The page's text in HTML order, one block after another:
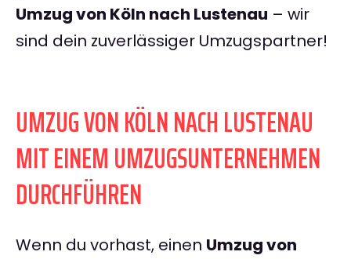
Umzug von Köln nach Lustenau – wir
sind dein zuverlässiger Umzugspartner!
UMZUG VON KÖLN NACH LUSTENAU
MIT EINEM UMZUGSUNTERNEHMEN
DURCHFÜHREN
Wenn du vorhast, einen Umzug von